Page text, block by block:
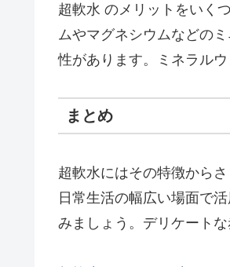
超軟水 のメリットをいく
ムやマグネシウムなどの
性があります。ミネラル
まとめ
超軟水にはその特徴から
日常生活の幅広い場面で
みましょう。デリケート